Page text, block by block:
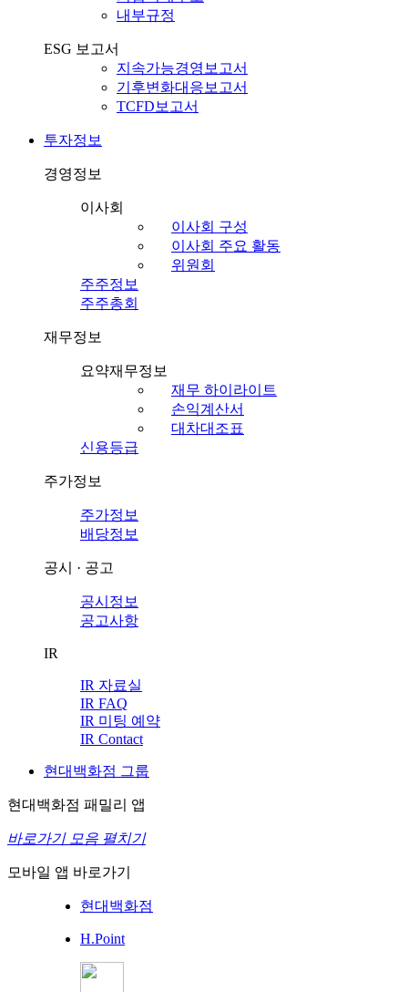
내부규정
ESG 보고서
지속가능경영보고서
기후변화대응보고서
TCFD보고서
투자정보
경영정보
이사회
이사회 구성
이사회 주요 활동
위원회
주주정보
주주총회
재무정보
요약재무정보
재무 하이라이트
손익계산서
대차대조표
신용등급
주가정보
주가정보
배당정보
공시 · 공고
공시정보
공고사항
IR
IR 자료실
IR FAQ
IR 미팅 예약
IR Contact
현대백화점 그룹
현대백화점 패밀리 앱
바로가기 모음 펼치기
모바일 앱 바로가기
현대백화점
H.Point